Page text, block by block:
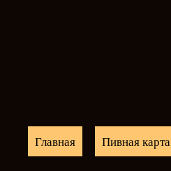
Главная Пивная карта